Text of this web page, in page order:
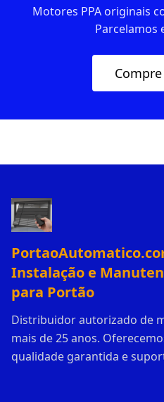
Motores PPA originais
Parcelamos
Instalação e
para Portão
Distribuidor autorizado de
mais de 25 anos.
qualidade garantida e